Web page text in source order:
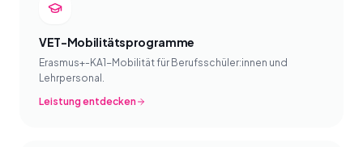
VET-Mobilitätsprogramme
Erasmus+-KA1-Mobilität für Berufsschüler:innen und
Lehrpersonal.
Leistung entdecken